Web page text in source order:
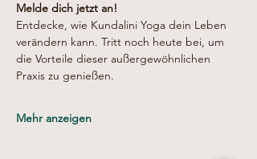
Melde dich jetzt an!
Entdecke, wie Kundalini Yoga dein Leben
verändern kann. Tritt noch heute bei, um
die Vorteile dieser außergewöhnlichen
Praxis zu genießen.
Mehr anzeigen